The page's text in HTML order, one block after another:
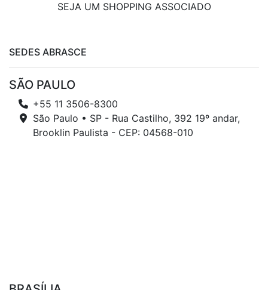
SEJA UM SHOPPING ASSOCIADO
SEDES ABRASCE
SÃO PAULO
+55 11 3506-8300
São Paulo • SP - Rua Castilho, 392 19º andar,
Brooklin Paulista - CEP: 04568-010